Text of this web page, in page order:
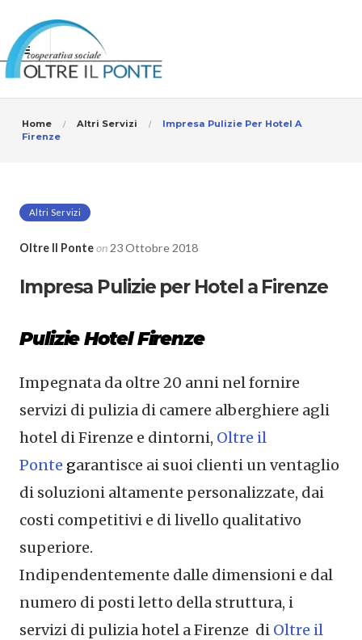
Home Altri Servizi
Impresa Pulizie Per Hotel A
Firenze
Altri Servizi
Oltre Il Ponteon23 Ottobre 2018
Impresa Pulizie per Hotel a Firenze
Pulizie Hotel Firenze
Impegnata da oltre 20 anni nel fornire
servizi di pulizia di camere alberghiere agli
hotel di Firenze e dintorni, Oltre il
Ponte garantisce ai suoi clienti un ventaglio
di soluzioni altamente personalizzate, dai
costi competitivi e di livello qualitativo
superiore.
Indipendentemente dalle dimensioni e dal
numero di posti letto della struttura, i
servizi di pulizia hotel a Firenze di Oltre il